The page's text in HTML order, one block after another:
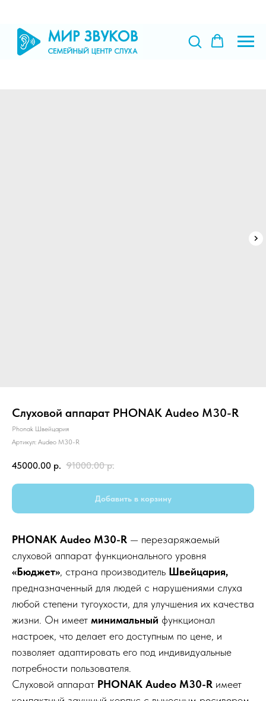
Слуховой аппарат PHONAK Audeo М30-R
Phonak Швейцария
Артикул: Audeo M30-R
45000.00 р. 91000.00 р.
Добавить в корзину
PHONAK Audeo М30-R — перезаряжаемый
слуховой аппарат функционального уровня
«Бюджет», страна производитель Швейцария,
предназначенный для людей с нарушениями слуха
любой степени тугоухости, для улучшения их качества
жизни. Он имеет минимальный функционал
настроек, что делает его доступным по цене, и
позволяет адаптировать его под индивидуальные
потребности пользователя.
Слуховой аппарат PHONAK Audeo М30-R имеет